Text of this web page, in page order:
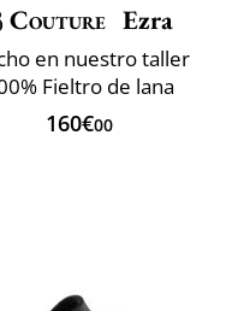
Couture Ezra
en nuestro taller
Fieltro de lana
160€00